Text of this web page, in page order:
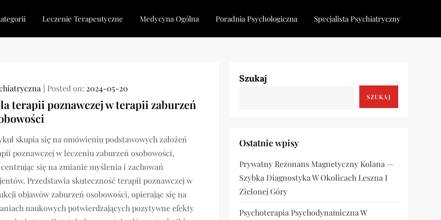
Leczenie Terapeutyczne Medycyna Ogólna Poradnia Psychologiczna Specjalista Psychiatryczny
Posted on: 2024-05-20
terapii poznawczej w terapii zaburzeń
skupia się na omówieniu podstawowych założeń
poznawczej w leczeniu zaburzeń osobowości,
się na zmianie myślenia i zachowań
Przedstawia skuteczność terapii poznawczej w
objawów zaburzeń osobowości, opierając się na
naukowych potwierdzających pozytywne efekty
Szukaj
SZUKAJ
Ostatnie wpisy
Prywatny Rezonans Magnetyczny Kolana —
Szybka Diagnostyka W Okolicach Leszna I
Zielonej Góry
Psychoterapia Psychodynamiczna W